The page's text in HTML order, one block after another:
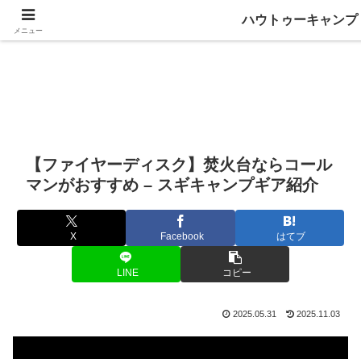
【ファイヤーディスク】焚火台ならコール
マンがおすすめ – スギキャンプギア紹介
X Facebook はてブ
LINE コピー
2025.05.31 2025.11.03
メニュー
ハウトゥーキャンプ